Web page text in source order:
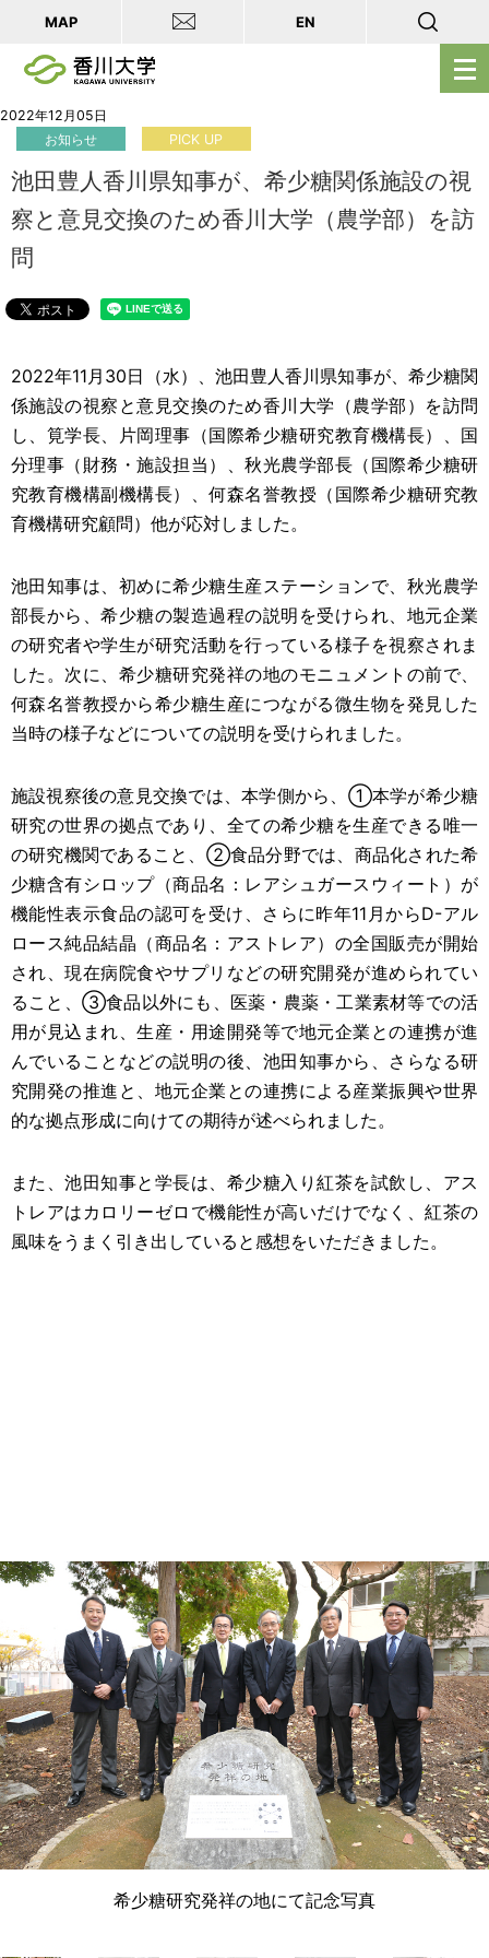
メ
ニ
を
開
く
MAP EN
2022年12月05日
お知らせ
PICK UP
池田豊人香川県知事が、希少糖関係施設の視
察と意見交換のため香川大学（農学部）を訪
問
2022年11月 30日（水）、池田豊人香川県知事が、希少糖関
係施設の視察と意見交換のため香川大学（農学部）を訪問
し、 筧学長、片岡理事（国際希少糖研究教育機構長）、国
分理事（財務・施設担当）、秋光農学部長（国際希少糖研
究教育機構副機構長）、何森名誉教授（国際希少糖研究教
育機構研究顧問）他が応対しました。
池田知事は、初めに希少糖生産ステーションで、秋光農学
部長から、希少糖の製造過程の説明を受けられ、地元企業
の研究者や学生が研究活動を行っている様子を視察されま
した。次に、希少糖研究発祥の地のモニュメントの前で、
何森名誉教授から希少糖生産につながる微生物を発見した
当時の様子などについての説明を受けられました。
施設視察後の意見交換では、本学側から、 ①本学が希少糖
研究の世界の拠点であり、全ての希少糖を生産できる唯一
の研究機関であること、 ②食品分野では、商品化された希
少糖含有シロップ（商品名： レアシュガースウィート）が
機能性表示食品の認可を受け、さらに昨年11 月からD-アル
ロース純品結晶（商品名：アストレア）の全国販売が開始
され、現在病院食やサプリなどの研究開発が進められてい
ること、 ③食品以外にも、医薬・農薬・工業素材等での活
用が見込まれ、生産・用途開発等で地元企業との連携が進
んでいることなどの説明の後、池田知事から、 さらなる研
究開発の推進と、地元企業との連携による産業振興や世界
的な拠点形成に向けての期待が述べられました。
また、池田知事と学長は、希少糖入り紅茶を試飲 し、 アス
トレアはカロリーゼロで機能性が高いだけでなく、紅茶の
風味をうまく引き出している と感想をいただきました。
希少糖研究発祥の地にて記念写真